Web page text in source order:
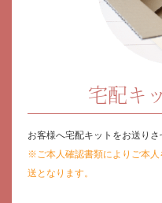
宅配キ
お客様へ宅配キットをお送りさ
※ご本人確認書類によりご本
送となります。